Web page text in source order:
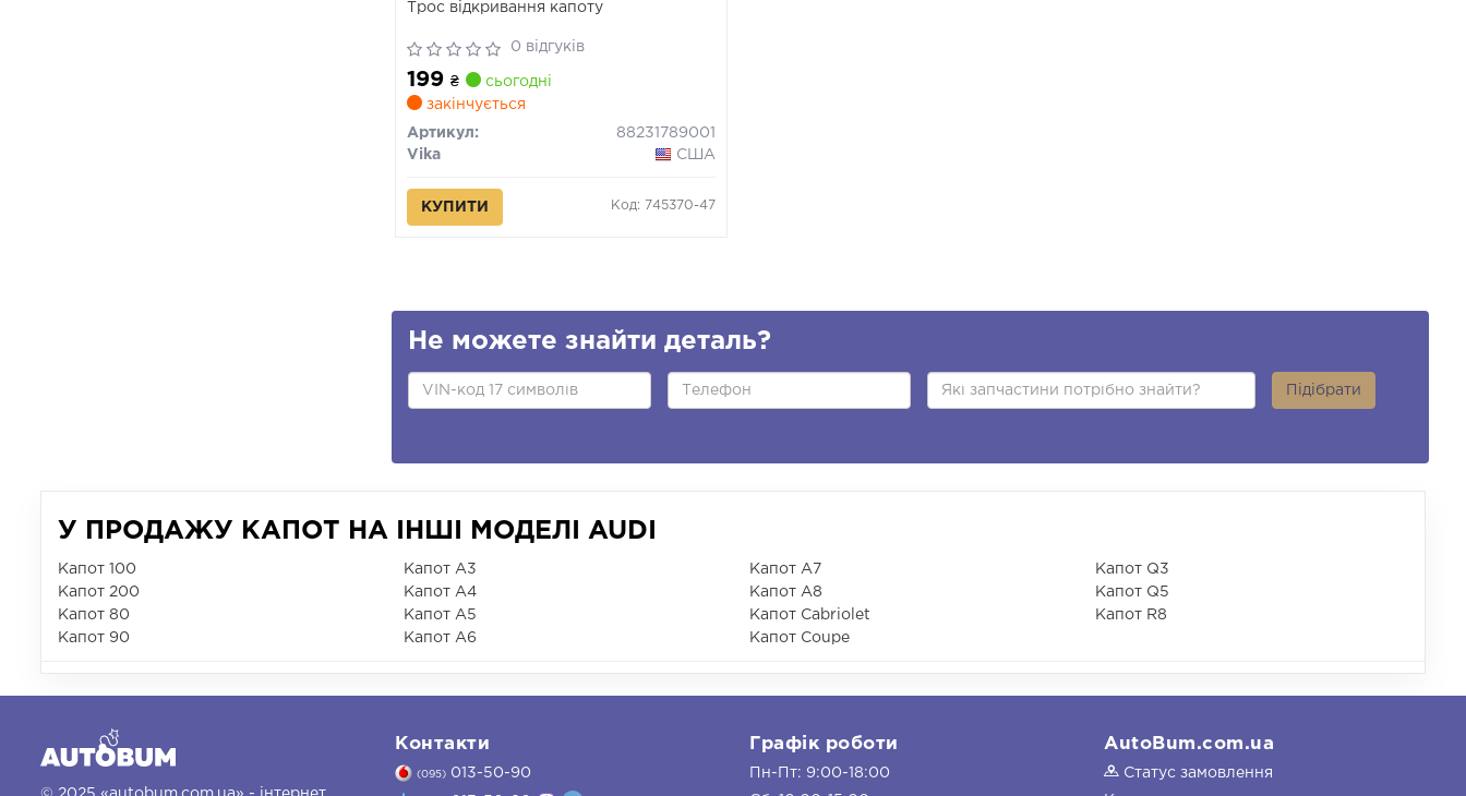
Трос відкривання капоту
0 відгуків
199 ₴
сьогодні
закінчується
Артикул:
88231789001
Vika
США
КУПИТИ Код: 745370-47
Не можете знайти деталь?
Підібрати
У ПРОДАЖУ КАПОТ НА ІНШІ МОДЕЛІ AUDI
Капот 100
Капот 200
Капот 80
Капот 90
Капот A3
Капот A4
Капот A5
Капот A6
Капот A7
Капот A8
Капот Cabriolet
Капот Coupe
Капот Q3
Капот Q5
Капот R8
Контакти
(095) 013-50-90
Графік роботи
Пн-Пт: 9:00-18:00
AutoBum.com.ua
Статус замовлення